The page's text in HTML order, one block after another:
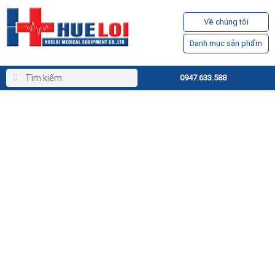
Về chúng tôi
Danh mục sản phẩm
0947.633.588